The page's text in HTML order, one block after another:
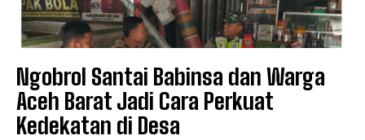
Ngobrol Santai Babinsa dan Warga
Aceh Barat Jadi Cara Perkuat
Kedekatan di Desa